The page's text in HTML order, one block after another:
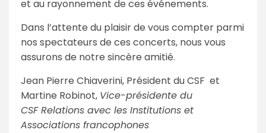
et au rayonnement de ces événements.
Dans l’attente du plaisir de vous compter parmi
nos spectateurs de ces concerts, nous vous
assurons de notre sincère amitié.
Jean Pierre Chiaverini, Président du CSF et
Martine Robinot, Vice-présidente du
CSF Relations avec les Institutions et
Associations francophones